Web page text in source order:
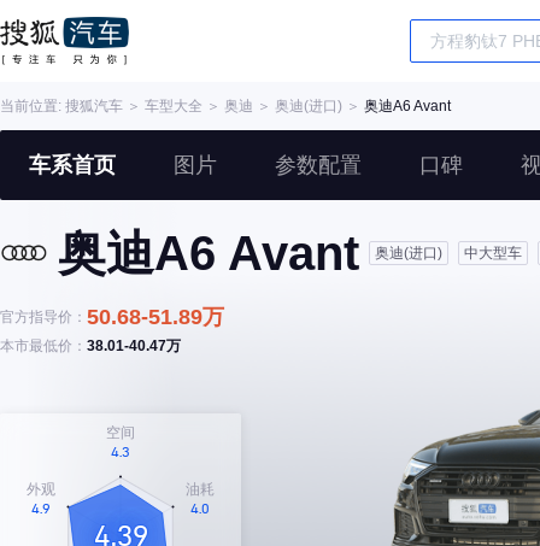
当前位置: 搜狐汽车 ＞ 车型大全 ＞ 奥迪 ＞ 奥迪(进口) ＞ 奥迪A6 Avant
车系首页 图片 参数配置 口碑
奥迪A6 Avant 奥迪(进口) 中大型车
官方指导价： 50.68-51.89万
本市最低价： 38.01-40.47万